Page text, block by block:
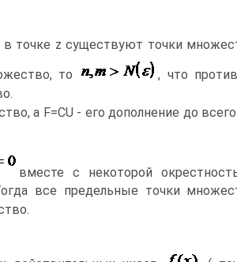
z существуют точки
то
, что
а F=CU - его дополнение до
вместе с некоторой
все предельные точки